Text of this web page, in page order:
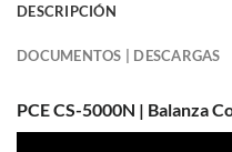
DESCRIPCIÓN
DOCUMENTOS | DESCARGAS
PCE CS-5000N | Balanza